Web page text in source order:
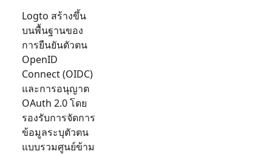
Logto สร้างขึ้น
บนพื้นฐานของ
การยืนยันตัวตน
OpenID
Connect (OIDC)
และการอนุญาต
OAuth 2.0 โดย
รองรับการจัดการ
ข้อมูลระบุตัวตน
แบบรวมศูนย์ข้าม